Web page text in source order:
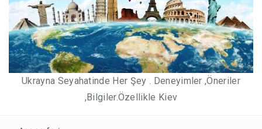
PEGASUS’DAN KABIN BAGAJ HAKKI DÜZENLEMESI))
YURT DIŞI DÖNÜŞLERDE ZORUNLU NEGATIF PCR
TESTI 15 MAYIS 2021 DE SONA ERIYOR. KIEV DE
NEREDE TEST OLUNABILIR(SON GÜNCELLEME 3
MAYIS 2021)
Ukrayna Seyahatinde Her Şey . Deneyimler ,Öneriler
,Bilgiler.Özellikle Kiev